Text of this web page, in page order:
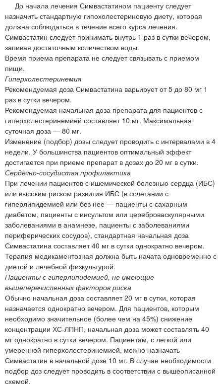
До начала лечения Симвастатином пациенту следует
назначить стандартную гипохолестериновую диету, которая
должна соблюдаться в течение всего курса лечения.
Симвастатин следует принимать внутрь 1 раз в сутки вечером,
запивая достаточным количеством воды.
Время приема препарата не следует связывать с приемом
пищи.
Гиперхолестеринемия
Рекомендуемая доза Симвастатина варьирует от 5 до 80 мг 1
раз в сутки вечером.
Рекомендуемая начальная доза препарата для пациентов с
гиперхолестеринемией составляет 10 мг. Максимальная
суточная доза — 80 мг.
Изменение (подбор) дозы следует проводить с интервалами в 4
недели. У большинства пациентов оптимальный эффект
достигается при приеме препарат в дозах до 20 мг в сутки.
Сердечно-сосудистая профилактика
При лечении пациентов с ишемической болезнью сердца (ИБС)
или высоким риском развития ИБС (в сочетании с
гиперлипидемией или без нее — пациенты с сахарным
диабетом, пациенты с инсультом или цереброваскулярными
заболеваниями в анамнезе, пациенты с заболеваниями
периферических сосудов), стандартная начальная доза
Симвастатина составляет 40 мг в сутки однократно вечером.
Терапия медикаментозная должна быть начата одновременно с
диетой и лечебной физкультурой.
Пациенты с гиперлипидемией, не имеющие
вышеперечисленных факторов риска
Обычно начальная доза составляет 20 мг в сутки, которая
назначается однократно вечером. Для пациентов, которым
необходимо значительное (более чем на 45%) снижение
концентрации ХС-ЛПНП, начальная доза может составлять 40
мг однократно в сутки вечером. Пациентам, с легкой или
умеренной гиперхолестеринемией, можно назначать
Симвастатин в начальной дозе 10 мг. В случае необходимости
подбор доз следует проводить в соответствии с вышеописанной
схемой.